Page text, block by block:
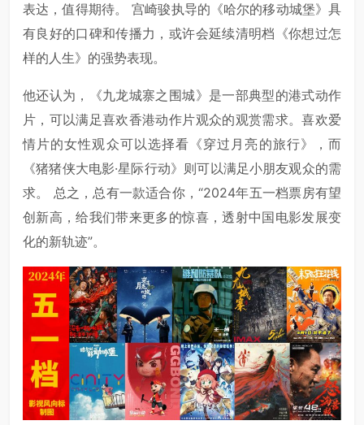
表达，值得期待。 宫崎骏执导的《哈尔的移动城堡》具
有良好的口碑和传播力，或许会延续清明档《你想过怎
样的人生》的强势表现。
他还认为，《九龙城寨之围城》是一部典型的港式动作
片，可以满足喜欢香港动作片观众的观赏需求。喜欢爱
情片的女性观众可以选择看《穿过月亮的旅行》，而
《猪猪侠大电影·星际行动》则可以满足小朋友观众的需
求。 总之，总有一款适合你，“2024年五一档票房有望
创新高，给我们带来更多的惊喜，透射中国电影发展变
化的新轨迹”。